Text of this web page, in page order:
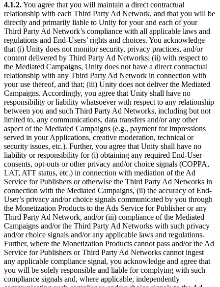
4.1.2.You agree that you will maintain a direct contractual
relationship with each Third Party Ad Network, and that you will be
directly and primarily liable to Unity for your and each of your
Third Party Ad Network’s compliance with all applicable laws and
regulations and End-Users’ rights and choices. You acknowledge
that (i) Unity does not monitor security, privacy practices, and/or
content delivered by Third Party Ad Networks; (ii) with respect to
the Mediated Campaigns, Unity does not have a direct contractual
relationship with any Third Party Ad Network in connection with
your use thereof, and that; (iii) Unity does not deliver the Mediated
Campaigns. Accordingly, you agree that Unity shall have no
responsibility or liability whatsoever with respect to any relationship
between you and such Third Party Ad Networks, including but not
limited to, any communications, data transfers and/or any other
aspect of the Mediated Campaigns (e.g., payment for impressions
served in your Applications, creative moderation, technical or
security issues, etc.). Further, you agree that Unity shall have no
liability or responsibility for (i) obtaining any required End-User
consents, opt-outs or other privacy and/or choice signals (COPPA,
LAT, ATT status, etc.) in connection with mediation of the Ad
Service for Publishers or otherwise the Third Party Ad Networks in
connection with the Mediated Campaigns, (ii) the accuracy of End-
User’s privacy and/or choice signals communicated by you through
the Monetization Products to the Ads Service for Publisher or any
Third Party Ad Network, and/or (iii) compliance of the Mediated
Campaigns and/or the Third Party Ad Networks with such privacy
and/or choice signals and/or any applicable laws and regulations.
Further, where the Monetization Products cannot pass and/or the Ad
Service for Publishers or Third Party Ad Networks cannot ingest
any applicable compliance signal, you acknowledge and agree that
you will be solely responsible and liable for complying with such
compliance signals and, where applicable, independently